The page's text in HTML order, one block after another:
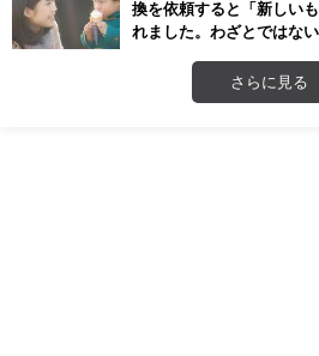
換を依頼すると「新しい
れました。わざとではな
さらに見る